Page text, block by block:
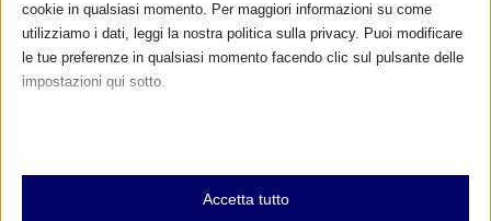
W LA PAPPA! Nuova Edizione
cookie in qualsiasi momento. Per maggiori informazioni su come
utilizziamo i dati, leggi la nostra politica sulla privacy. Puoi modificare
le tue preferenze in qualsiasi momento facendo clic sul pulsante delle
impostazioni qui sotto.
Essenziali
I cookie e i servizi essenziali abilitano le funzioni di base e sono
Accetta tutto